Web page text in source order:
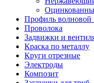
Профиль волновой
Проволока
Задвижки и
Краска по металлу
Круги отрезные
Электроды
Композит